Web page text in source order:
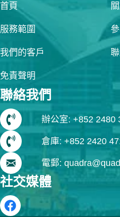
首頁
服務範圍
我們的客戶
免責聲明
聯絡我們
辦公室: +852 2480
倉庫: +852 2420
電郵:
社交媒體